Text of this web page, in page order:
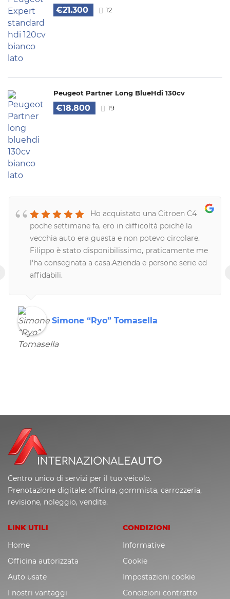
€21.300 12
Peugeot Partner Long BlueHdi 130cv
€18.800 19
Ho acquistato una Citroen C4
poche settimane fa, ero in difficoltà poiché la
vecchia auto era guasta e non potevo circolare.
Filippo è stato disponibilissimo, praticamente me
l'ha consegnata a casa.Azienda e persone serie ed
affidabili.
Simone “Ryo” Tomasella
Centro unico di servizi per il tuo veicolo.
Prenotazione digitale: officina, gommista, carrozzeria,
revisione, noleggio, vendite.
LINK UTILI
Home
Officina autorizzata
Auto usate
I nostri vantaggi
CONDIZIONI
Informative
Cookie
Impostazioni cookie
Condizioni contratto